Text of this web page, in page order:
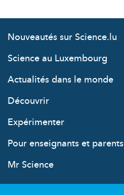
Nouveautés sur Science.lu
Science au Luxembourg
Actualités dans le monde
Découvrir
Expérimenter
Pour enseignants et parents
Mr Science